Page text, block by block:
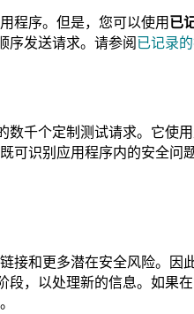
程序。但是，您可以使用已
序发送请求。请参阅已记录
数千个定制测试请求。它使
可识别应用程序内的安全问
接和更多潜在安全风险。因
段，以处理新的信息。如果